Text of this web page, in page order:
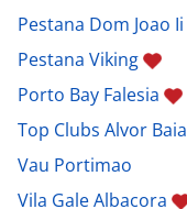
Pestana Dom Joao Ii
Pestana Viking
Porto Bay Falesia
Top Clubs Alvor Baia
Vau Portimao
Vila Gale Albacora